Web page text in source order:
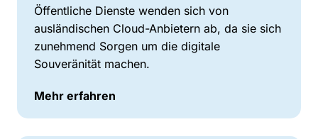
Öffentliche Dienste wenden sich von
ausländischen Cloud-Anbietern ab, da sie sich
zunehmend Sorgen um die digitale
Souveränität machen.
Mehr erfahren